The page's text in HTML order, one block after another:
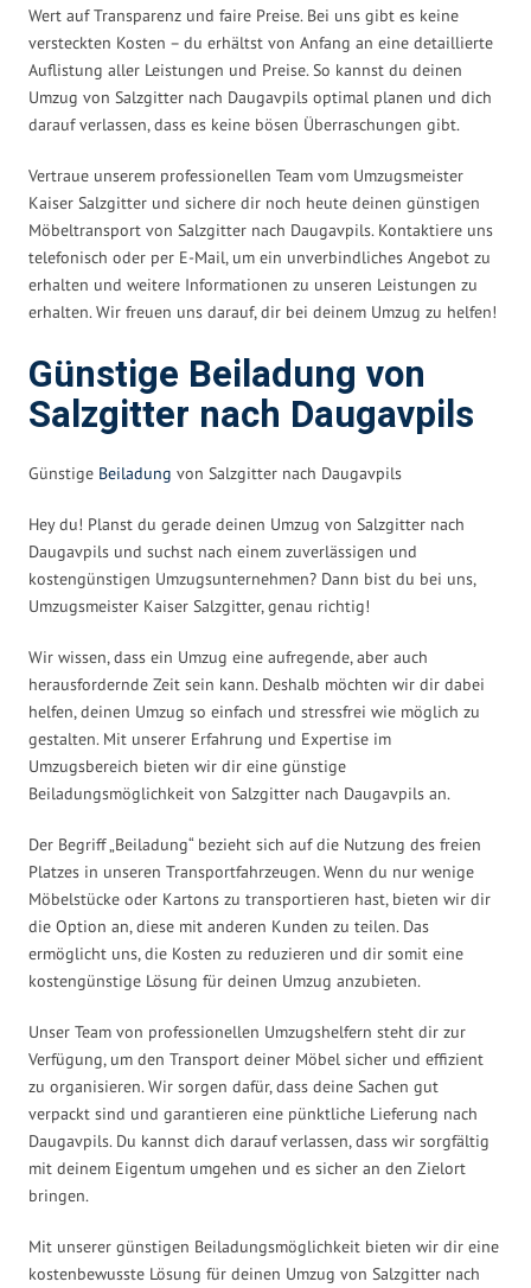
Wert auf Transparenz und faire Preise. Bei uns gibt es keine
versteckten Kosten – du erhältst von Anfang an eine detaillierte
Auflistung aller Leistungen und Preise. So kannst du deinen
Umzug von Salzgitter nach Daugavpils optimal planen und dich
darauf verlassen, dass es keine bösen Überraschungen gibt.
Vertraue unserem professionellen Team vom Umzugsmeister
Kaiser Salzgitter und sichere dir noch heute deinen günstigen
Möbeltransport von Salzgitter nach Daugavpils. Kontaktiere uns
telefonisch oder per E-Mail, um ein unverbindliches Angebot zu
erhalten und weitere Informationen zu unseren Leistungen zu
erhalten. Wir freuen uns darauf, dir bei deinem Umzug zu helfen!
Günstige Beiladung von
Salzgitter nach Daugavpils
Günstige Beiladung von Salzgitter nach Daugavpils
Hey du! Planst du gerade deinen Umzug von Salzgitter nach
Daugavpils und suchst nach einem zuverlässigen und
kostengünstigen Umzugsunternehmen? Dann bist du bei uns,
Umzugsmeister Kaiser Salzgitter, genau richtig!
Wir wissen, dass ein Umzug eine aufregende, aber auch
herausfordernde Zeit sein kann. Deshalb möchten wir dir dabei
helfen, deinen Umzug so einfach und stressfrei wie möglich zu
gestalten. Mit unserer Erfahrung und Expertise im
Umzugsbereich bieten wir dir eine günstige
Beiladungsmöglichkeit von Salzgitter nach Daugavpils an.
Der Begriff „Beiladung“ bezieht sich auf die Nutzung des freien
Platzes in unseren Transportfahrzeugen. Wenn du nur wenige
Möbelstücke oder Kartons zu transportieren hast, bieten wir dir
die Option an, diese mit anderen Kunden zu teilen. Das
ermöglicht uns, die Kosten zu reduzieren und dir somit eine
kostengünstige Lösung für deinen Umzug anzubieten.
Unser Team von professionellen Umzugshelfern steht dir zur
Verfügung, um den Transport deiner Möbel sicher und effizient
zu organisieren. Wir sorgen dafür, dass deine Sachen gut
verpackt sind und garantieren eine pünktliche Lieferung nach
Daugavpils. Du kannst dich darauf verlassen, dass wir sorgfältig
mit deinem Eigentum umgehen und es sicher an den Zielort
bringen.
Mit unserer günstigen Beiladungsmöglichkeit bieten wir dir eine
kostenbewusste Lösung für deinen Umzug von Salzgitter nach